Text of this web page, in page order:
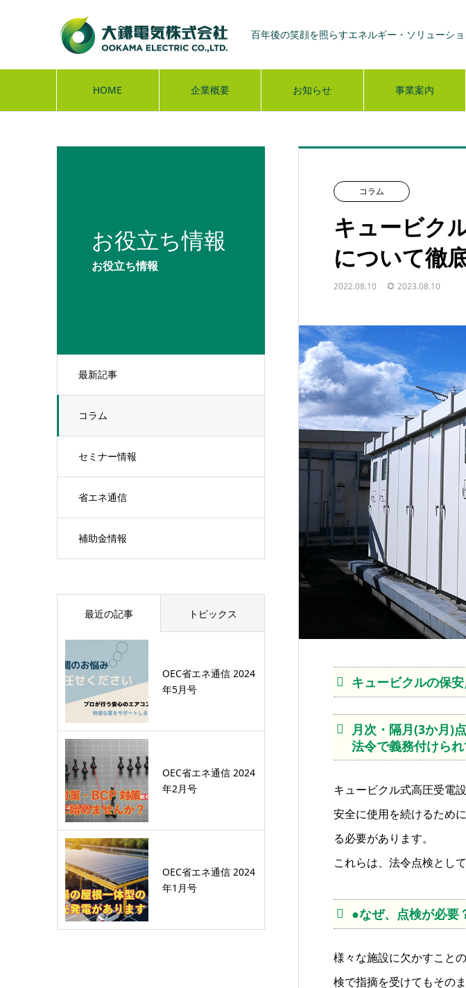
百年後の笑顔を照らすエネルギー・ソリューシ
HOME 企業概要 お知らせ 事業案内
お役立ち情報
お役立ち情報
最新記事
コラム
セミナー情報
省エネ通信
補助金情報
コラム
キュービク
について徹
2022.08.10 2023.08.10
キュービクルの保
月次・隔月(3か月)
法令で義務付けられ
キュービクル式高圧受電
安全に使用を続けるため
る必要があります。
これらは、法令点検とし
●なぜ、点検が必要
様々な施設に欠かすこと
検で指摘を受けてもその
最近の記事 トピックス
OEC省エネ通信 2024
年5月号
OEC省エネ通信 2024
年2月号
OEC省エネ通信 2024
年1月号